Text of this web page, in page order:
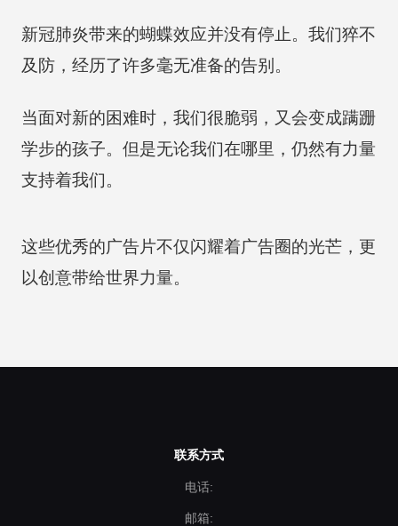
新冠肺炎带来的蝴蝶效应并没有停止。我们猝不
及防，经历了许多毫无准备的告别。
当面对新的困难时，我们很脆弱，又会变成蹒跚
学步的孩子。但是无论我们在哪里，仍然有力量
支持着我们。
这些优秀的广告片不仅闪耀着广告圈的光芒，更
以创意带给世界力量。
联系方式
电话:
邮箱: